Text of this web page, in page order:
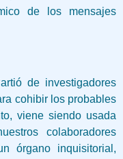
de los mensajes
de investigadores
cohibir los probables
viene siendo usada
colaboradores
órgano inquisitorial,